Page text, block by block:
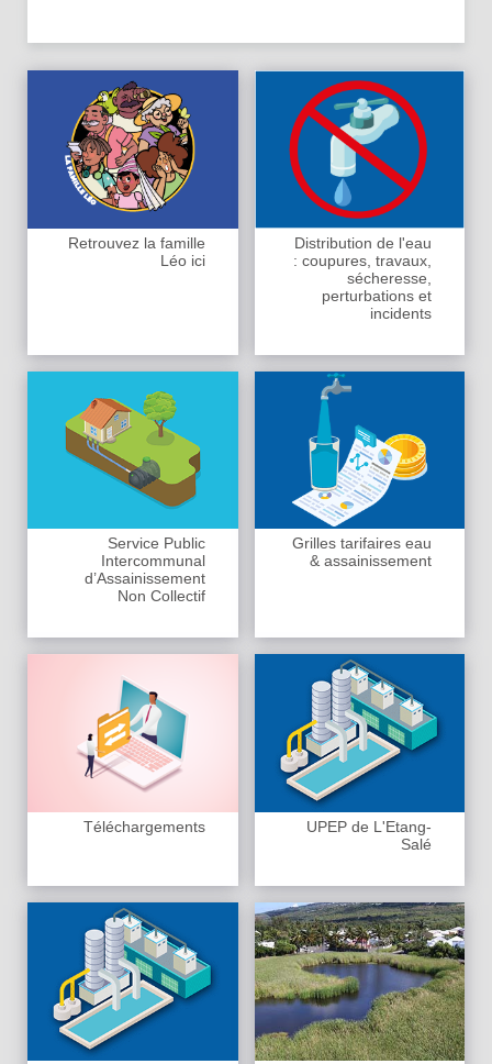
Retrouvez la famille
Léo ici
Distribution de l'eau
: coupures, travaux,
sécheresse,
perturbations et
incidents
Service Public
Intercommunal
d’Assainissement
Non Collectif
Grilles tarifaires eau
& assainissement
Téléchargements
UPEP de L'Etang-
Salé